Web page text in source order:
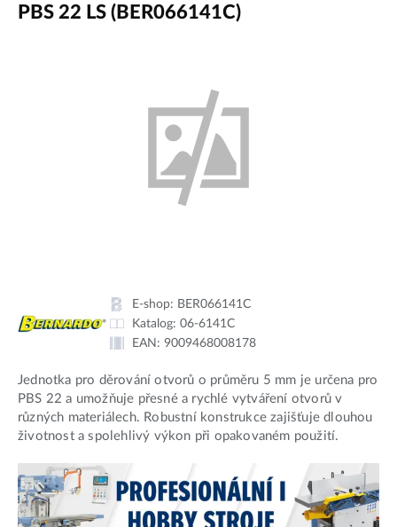
PBS 22 LS (BER066141C)
E-shop: BER066141C
Katalog: 06-6141C
EAN: 9009468008178
Jednotka pro děrování otvorů o průměru 5 mm je určena pro
PBS 22 a umožňuje přesné a rychlé vytváření otvorů v
různých materiálech. Robustní konstrukce zajišťuje dlouhou
životnost a spolehlivý výkon při opakovaném použití.